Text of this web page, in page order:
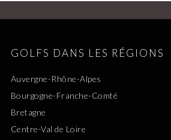
GOLFS DANS LES RÉGIONS
Auvergne-Rhône-Alpes
Bourgogne-Franche-Comté
Bretagne
Centre-Val de Loire